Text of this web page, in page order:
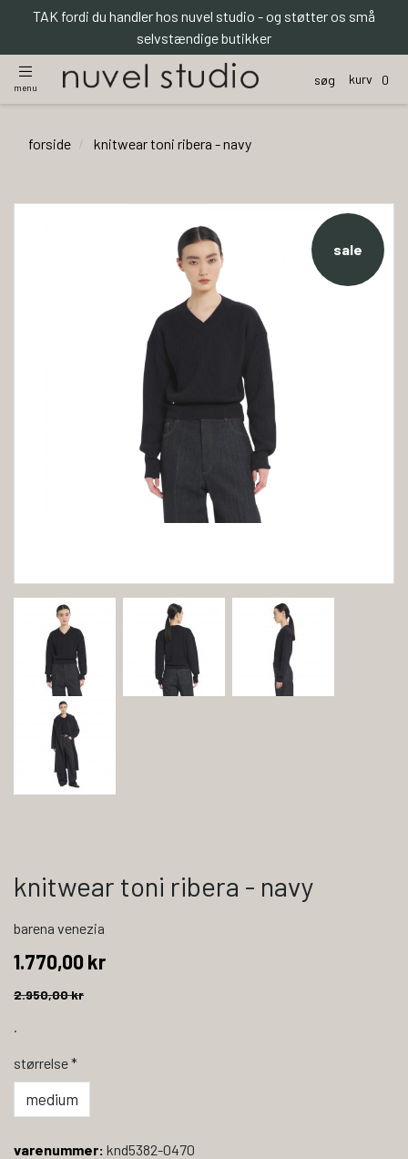
TAK fordi du handler hos nuvel studio - og støtter os små
selvstændige butikker
menu
søg kurv 0
forside knitwear toni ribera - navy
sale
knitwear toni ribera - navy
barena venezia
1.770,00 kr
2.950,00 kr
.
størrelse*
medium
varenummer: knd5382-0470